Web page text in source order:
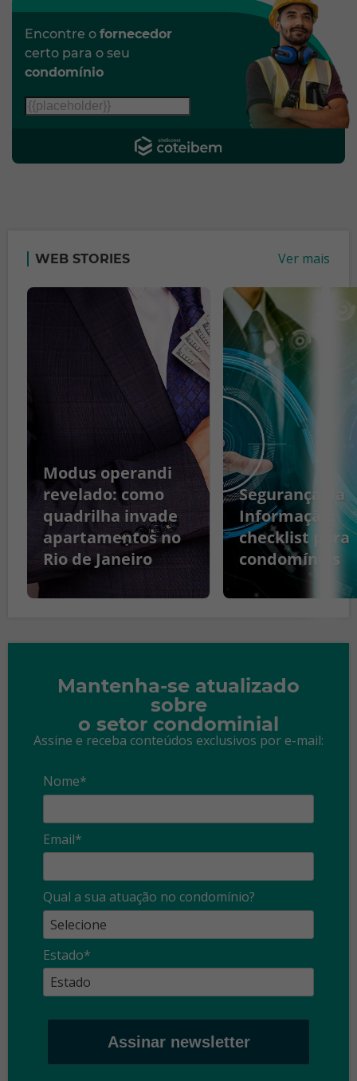
Encontre o fornecedor
certo para o seu
condomínio
WEB STORIES Ver mais
Modus operandi
revelado: como
quadrilha invade
apartamentos no
Rio de Janeiro
Segurança da
Informação:
checklist para
condomínios
Mantenha-se atualizado
sobre
o setor condominial
Assine e receba conteúdos exclusivos por e-mail:
Nome*
Email*
Qual a sua atuação no condomínio?
Estado*
Assinar newsletter